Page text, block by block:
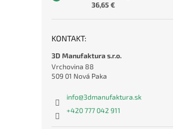
36,65 €
KONTAKT:
3D Manufaktura s.r.o.
Vrchovina 88
509 01 Nová Paka
info@3dmanufaktura.sk
+420 777 042 911